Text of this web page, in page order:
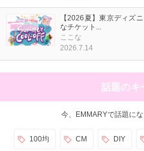
【2026夏】東京ディズ
なチケット...
ここな
2026.7.14
話題のキ
今、EMMARYで話題に
100均 CM DIY